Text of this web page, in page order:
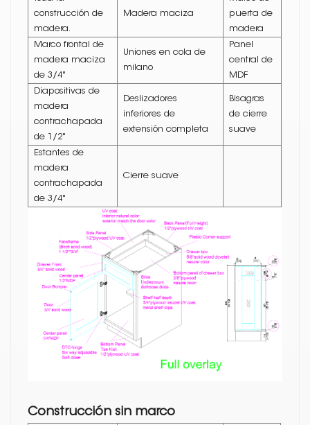
construcción de
madera.
Madera maciza
puerta de
madera
Marco frontal de
madera maciza
de 3/4"
Uniones en cola de
milano
Panel
central de
MDF
Diapositivas de
madera
contrachapada
de 1/2"
Deslizadores
inferiores de
extensión completa
Bisagras
de cierre
suave
Estantes de
madera
contrachapada
de 3/4"
Cierre suave
Construcción sin marco